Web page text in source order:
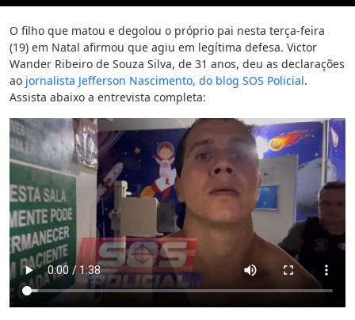
O filho que matou e degolou o próprio pai nesta terça-feira
(19) em Natal afirmou que agiu em legítima defesa. Victor
Wander Ribeiro de Souza Silva, de 31 anos, deu as declarações
ao jornalista Jefferson Nascimento, do blog SOS Policial.
Assista abaixo a entrevista completa: